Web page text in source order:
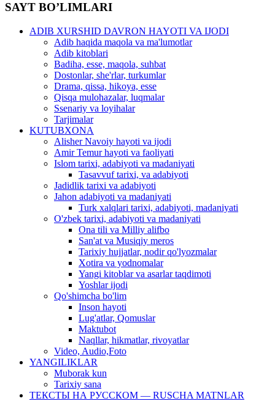
SAYT BO’LIMLARI
ADIB XURSHID DAVRON HAYOTI VA IJODI
Adib haqida maqola va ma'lumotlar
Adib kitoblari
Badiha, esse, maqola, suhbat
Dostonlar, she'rlar, turkumlar
Drama, qissa, hikoya, esse
Qisqa mulohazalar, luqmalar
Ssenariy va loyihalar
Tarjimalar
KUTUBXONA
Alisher Navoiy hayoti va ijodi
Amir Temur hayoti va faoliyati
Islom tarixi, adabiyoti va madaniyati
Tasavvuf tarixi, va adabiyoti
Jadidlik tarixi va adabiyoti
Jahon adabiyoti va madaniyati
Turk xalqlari tarixi, adabiyoti, madaniyati
O'zbek tarixi, adabiyoti va madaniyati
Ona tili va Milliy alifbo
San'at va Musiqiy meros
Tarixiy hujjatlar, nodir qo'lyozmalar
Xotira va yodnomalar
Yangi kitoblar va asarlar taqdimoti
Yoshlar ijodi
Qo'shimcha bo'lim
Inson hayoti
Lug'atlar, Qomuslar
Maktubot
Naqllar, hikmatlar, rivoyatlar
Video, Audio,Foto
YANGILIKLAR
Muborak kun
Tarixiy sana
ТЕКСТЫ НА РУССКОМ — RUSCHA MATNLAR